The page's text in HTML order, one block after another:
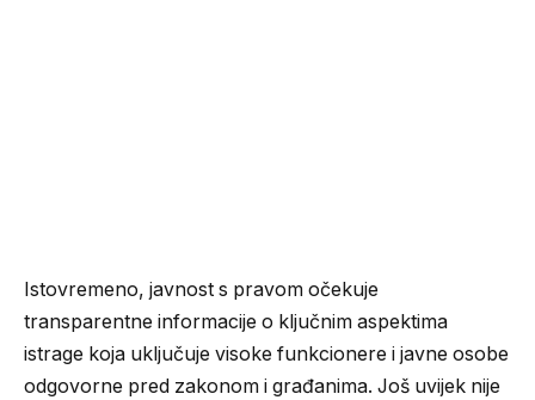
Istovremeno, javnost s pravom očekuje
transparentne informacije o ključnim aspektima
istrage koja uključuje visoke funkcionere i javne osobe
odgovorne pred zakonom i građanima. Još uvijek nije